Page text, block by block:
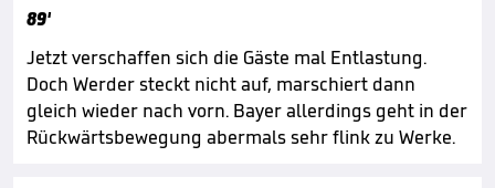
89'
Jetzt verschaffen sich die Gäste mal Entlastung.
Doch Werder steckt nicht auf, marschiert dann
gleich wieder nach vorn. Bayer allerdings geht in der
Rückwärtsbewegung abermals sehr flink zu Werke.